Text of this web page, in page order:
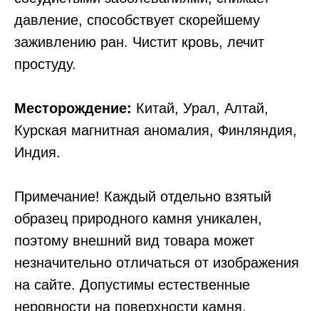
давление, способствует скорейшему
заживлению ран. Чистит кровь, лечит
простуду.
Месторождение: Китай, Урал, Алтай,
Курская магнитная аномалия, Финляндия,
Индия.
Примечание! Каждый отдельно взятый
образец природного камня уникален,
поэтому внешний вид товара может
незначительно отличаться от изображения
на сайте. Допустимы естественные
неровности на поверхности камня,